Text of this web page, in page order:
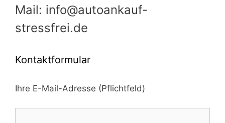
Mail: info@autoankauf-
stressfrei.de
Kontaktformular
Ihre E-Mail-Adresse (Pflichtfeld)